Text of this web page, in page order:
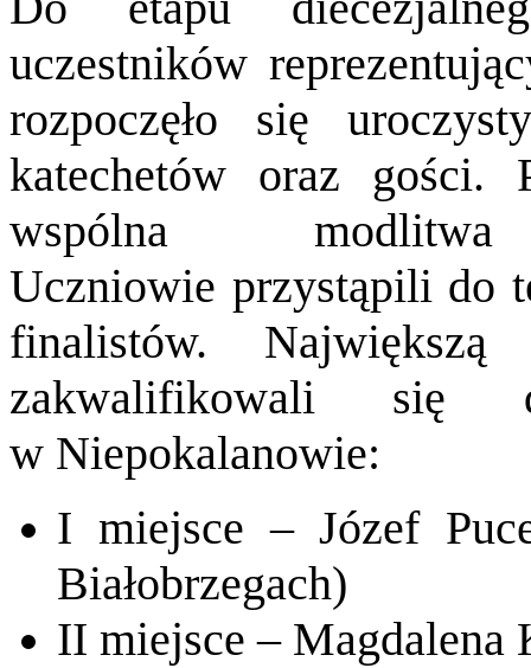
uczestników
rozpoczęło się
katechetów oraz gości.
wspólna
Uczniowie przystąpili do
finalistów.
zakwalifikowali się
w Niepokalanowie:
I miejsce – Józef
Białobrzegach)
II miejsce – Magdalena